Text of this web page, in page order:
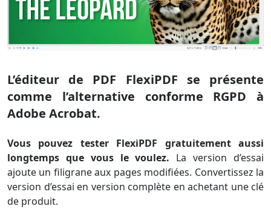
L’éditeur de PDF FlexiPDF se présente
comme l’alternative conforme RGPD à
Adobe Acrobat.
Vous pouvez tester FlexiPDF gratuitement aussi
longtemps que vous le voulez. La version d’essai
ajoute un filigrane aux pages modifiées. Convertissez la
version d’essai en version complète en achetant une clé
de produit.